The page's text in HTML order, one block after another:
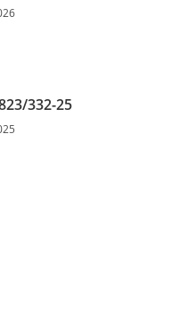
332-25